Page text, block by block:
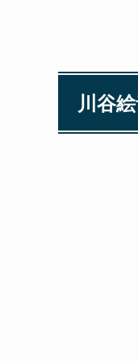
川谷